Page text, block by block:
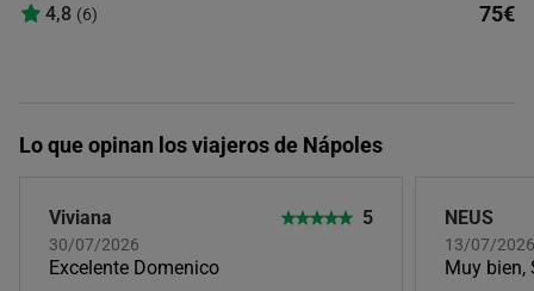
4,8 (6) 75€
Lo que opinan los viajeros de Nápoles
Viviana
30/07/2026
5
Excelente Domenico
NEUS
13/07/2026
Muy bien,